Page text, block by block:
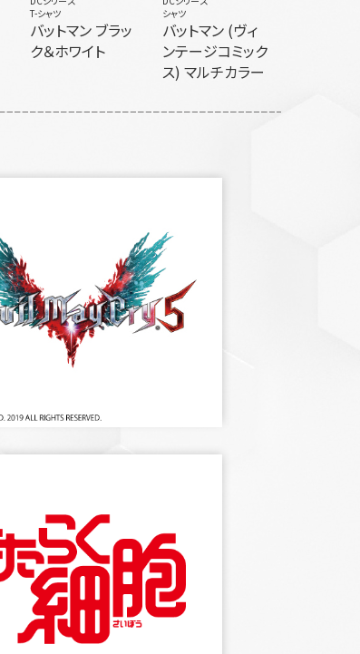
T-シャツ
バットマン ブラッ
ク＆ホワイト
シャツ
バットマン (ヴィ
ンテージコミック
ス) マルチカラー